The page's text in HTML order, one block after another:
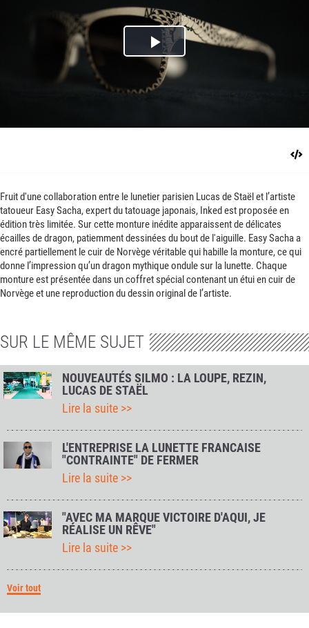
Play
Video
Fruit d'une collaboration entre le lunetier parisien Lucas de Staël et l’artiste
tatoueur Easy Sacha, expert du tatouage japonais, Inked est proposée en
édition très limitée. Sur cette monture inédite apparaissent de délicates
écailles de dragon, patiemment dessinées du bout de l'aiguille. Easy Sacha a
encré partiellement le cuir de Norvège véritable qui habille la monture, ce qui
donne l’impression qu’un dragon mythique ondule sur la lunette. Chaque
monture est présentée dans un coffret spécial contenant un étui en cuir de
Norvège et une reproduction du dessin original de l’artiste.
SUR LE MÊME SUJET
NOUVEAUTÉS SILMO : LA LOUPE, REZIN,
LUCAS DE STAËL
Lire la suite >>
L'ENTREPRISE LA LUNETTE FRANCAISE
"CONTRAINTE" DE FERMER
Lire la suite >>
"AVEC MA MARQUE VICTOIRE D'AQUI, JE
RÉALISE UN RÊVE"
Lire la suite >>
Voir tout